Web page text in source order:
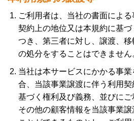
ご利用者は、当社の書面によ
契約上の地位又は本規約に基
つき、第三者に対し、譲渡、
の処分をすることはできません
当社は本サービスにかかる事
合、当該事業譲渡に伴う利用
基づく権利及び義務、並びにご
その他の顧客情報を当該事業